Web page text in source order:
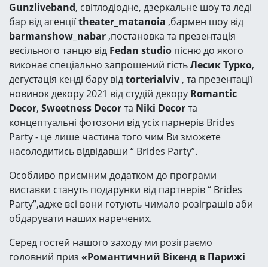
Gunzliveband, світлодіодне, дзеркальне шоу та леді
бар від агенціїtheater_matanoia ,бармен шоу від
barmanshow_nabar ,постановка та презентація
весільного танцю від Fedan studio пісню до якого
виконає спеціально запрошений гістьЛесик Турко,
дегустація кенді бару відtorterialviv , та презентації
новинок декору 2021 від студій декору Romantic
Decor, Sweetness Decorта Niki Decorта
концептуальні фотозони від усіх парнерів Brides
Party - це лише частина того чим Ви зможете
насолодитись відвідавши “ Brides Party”.
Особливо приємним додатком до програми
виставки стануть подарунки від партнерів “ Brides
Party”,адже всі вони готують чимало розіграшів аби
обдарувати наших наречених.
Серед гостей нашого заходу ми розіграємо
головний приз «Романтичний Вікенд в Парижі